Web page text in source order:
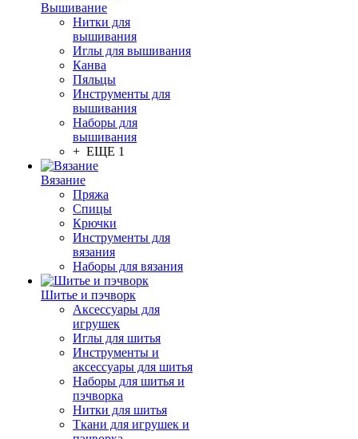
Вышивание
Нитки для
вышивания
Иглы для вышивания
Канва
Пяльцы
Инструменты для
вышивания
Наборы для
вышивания
+ ЕЩЕ 1
Вязание
Пряжа
Спицы
Крючки
Инструменты для
вязания
Наборы для вязания
Шитье и пэчворк
Аксессуары для
игрушек
Иглы для шитья
Инструменты и
аксессуары для шитья
Наборы для шитья и
пэчворка
Нитки для шитья
Ткани для игрушек и